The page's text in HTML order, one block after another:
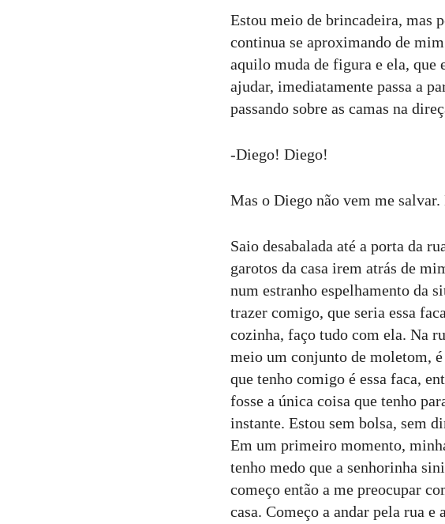
Estou meio de brincadeira, mas
continua se aproximando de
aquilo muda de figura e ela, que
ajudar, imediatamente passa a
passando sobre as camas na
-Diego! Diego!
Mas o Diego não vem me salvar.
Saio desabalada até a porta da
garotos da casa irem atrás de
num estranho espelhamento da
trazer comigo, que seria essa
cozinha, faço tudo com ela. Na
meio um conjunto de moletom,
que tenho comigo é essa faca,
fosse a única coisa que tenho
instante. Estou sem bolsa, sem
Em um primeiro momento,
tenho medo que a senhorinha
começo então a me preocupar
casa. Começo a andar pela rua e